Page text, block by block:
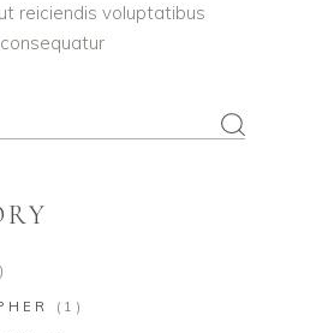
reiciendis voluptatibus
(1)